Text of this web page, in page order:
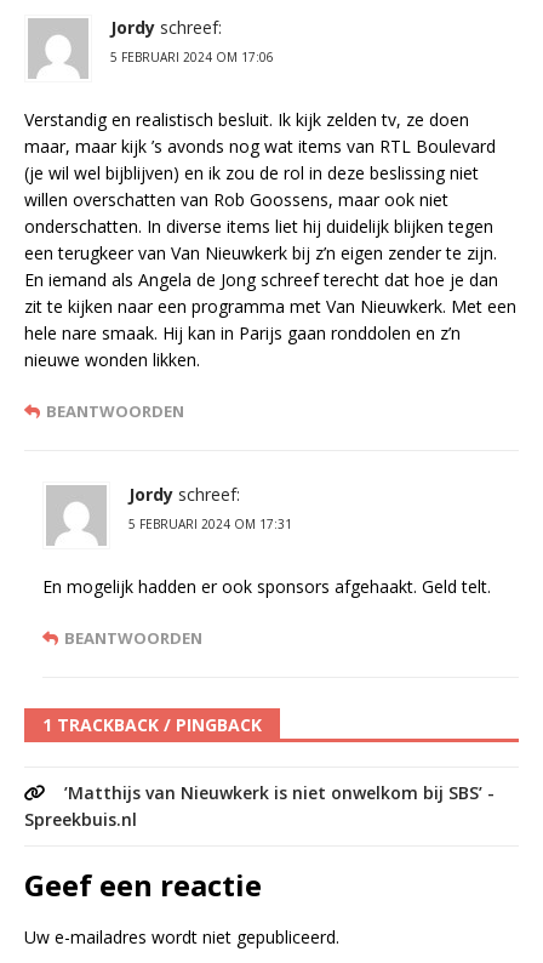
Jordy schreef:
5 FEBRUARI 2024 OM 17:06
Verstandig en realistisch besluit. Ik kijk zelden tv, ze doen
maar, maar kijk ’s avonds nog wat items van RTL Boulevard
(je wil wel bijblijven) en ik zou de rol in deze beslissing niet
willen overschatten van Rob Goossens, maar ook niet
onderschatten. In diverse items liet hij duidelijk blijken tegen
een terugkeer van Van Nieuwkerk bij z’n eigen zender te zijn.
En iemand als Angela de Jong schreef terecht dat hoe je dan
zit te kijken naar een programma met Van Nieuwkerk. Met een
hele nare smaak. Hij kan in Parijs gaan ronddolen en z’n
nieuwe wonden likken.
BEANTWOORDEN
Jordy schreef:
5 FEBRUARI 2024 OM 17:31
En mogelijk hadden er ook sponsors afgehaakt. Geld telt.
BEANTWOORDEN
1 TRACKBACK / PINGBACK
’Matthijs van Nieuwkerk is niet onwelkom bij SBS’ -
Spreekbuis.nl
Geef een reactie
Uw e-mailadres wordt niet gepubliceerd.